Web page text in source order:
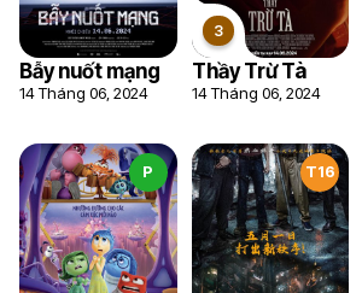
Bẫy nuốt mạng
14 Tháng 06, 2024
Thầy Trừ Tà
14 Tháng 06, 2024
P T16